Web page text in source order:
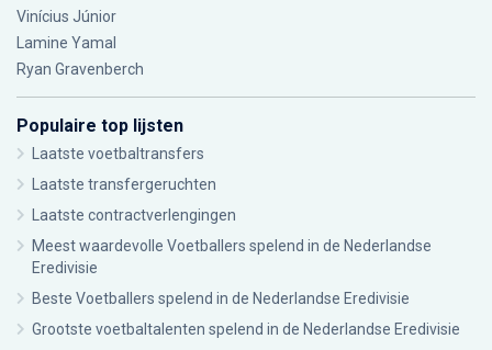
Vinícius Júnior
Lamine Yamal
Ryan Gravenberch
Populaire top lijsten
Laatste voetbaltransfers
Laatste transfergeruchten
Laatste contractverlengingen
Meest waardevolle Voetballers spelend in de Nederlandse
Eredivisie
Beste Voetballers spelend in de Nederlandse Eredivisie
Grootste voetbaltalenten spelend in de Nederlandse Eredivisie